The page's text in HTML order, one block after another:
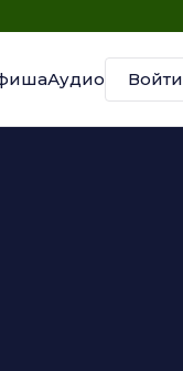
Аудио Войти